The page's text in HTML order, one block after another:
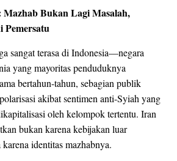
Mazhab Bukan Lagi Masalah,
Pemersatu
sangat terasa di Indonesia—negara
yang mayoritas penduduknya
bertahun-tahun, sebagian publik
akibat sentimen anti-Syiah yang
oleh kelompok tertentu. Iran
bukan karena kebijakan luar
identitas mazhabnya.